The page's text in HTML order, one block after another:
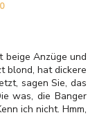
beige Anzüge und
blond, hat dickere
sagen Sie, das
was, die Banger
ich nicht. Hmm,